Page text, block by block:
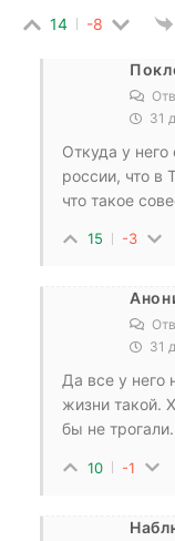
14 -8
31
Откуда у него
россии, что в
что такое
15 -3
31
Да все у него
жизни такой.
бы не трогали.
10 -1